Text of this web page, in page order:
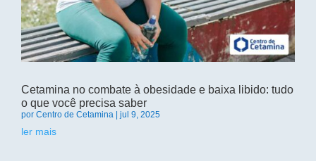
Cetamina no combate à obesidade e baixa libido: tudo
o que você precisa saber
por Centro de Cetamina jul 9, 2025
ler mais